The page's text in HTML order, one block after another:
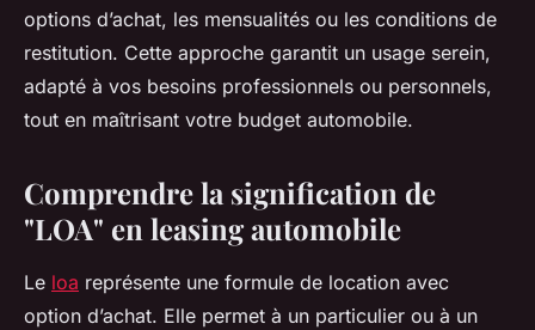
options d’achat, les mensualités ou les conditions de
restitution. Cette approche garantit un usage serein,
adapté à vos besoins professionnels ou personnels,
tout en maîtrisant votre budget automobile.
Comprendre la signification de
"LOA" en leasing automobile
Le loa représente une formule de location avec
option d’achat. Elle permet à un particulier ou à un